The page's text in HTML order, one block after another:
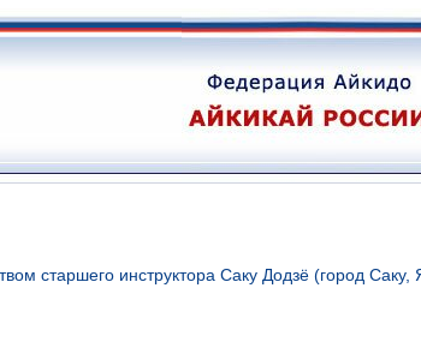
старшего инструктора Саку Додзё (город